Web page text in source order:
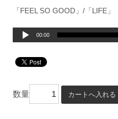
「FEEL SO GOOD」/「LIFE」
プ
ヤ
00:00
数量